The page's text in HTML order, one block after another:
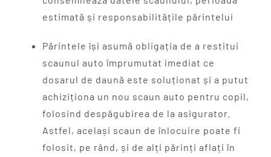
estimată și responsabilitățile părintelui
Părintele își asumă obligația de a restitui
scaunul auto împrumutat imediat ce
dosarul de daună este soluționat și a putut
achiziționa un nou scaun auto pentru copil,
folosind despăgubirea de la asigurator.
Astfel, același scaun de înlocuire poate fi
folosit, pe rând, și de alți părinți aflați în